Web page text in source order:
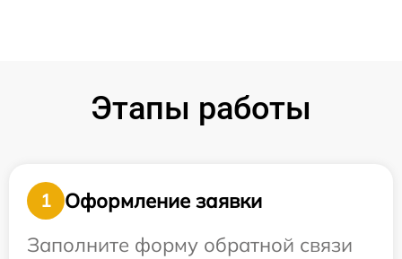
Этапы работы
1
Оформление заявки
Заполните форму обратной связи